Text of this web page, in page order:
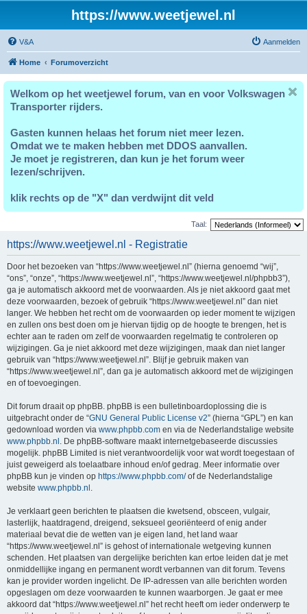
https://www.weetjewel.nl
V&A Aanmelden
Home Forumoverzicht
Welkom op het weetjewel forum, van en voor Volkswagen
Transporter rijders.
Gasten kunnen helaas het forum niet meer lezen.
Omdat we te maken hebben met DDOS aanvallen.
Je moet je registreren, dan kun je het forum weer
lezen/schrijven.
klik rechts op de "X" dan verdwijnt dit veld
Taal:
https://www.weetjewel.nl - Registratie
Door het bezoeken van “https://www.weetjewel.nl” (hierna genoemd “wij”,
“ons”, “onze”, “https://www.weetjewel.nl”, “https://www.weetjewel.nl/phpbb3”),
ga je automatisch akkoord met de voorwaarden. Als je niet akkoord gaat met
deze voorwaarden, bezoek of gebruik “https://www.weetjewel.nl” dan niet
langer. We hebben het recht om de voorwaarden op ieder moment te wijzigen
en zullen ons best doen om je hiervan tijdig op de hoogte te brengen, het is
echter aan te raden om zelf de voorwaarden regelmatig te controleren op
wijzigingen. Ga je niet akkoord met deze wijzigingen, maak dan niet langer
gebruik van “https://www.weetjewel.nl”. Blijf je gebruik maken van
“https://www.weetjewel.nl”, dan ga je automatisch akkoord met de wijzigingen
en of toevoegingen.
Dit forum draait op phpBB. phpBB is een bulletinboardoplossing die is
uitgebracht onder de “GNU General Public License v2” (hierna “GPL”) en kan
gedownload worden via www.phpbb.com en via de Nederlandstalige website
www.phpbb.nl . De phpBB-software maakt internetgebaseerde discussies
mogelijk. phpBB Limited is niet verantwoordelijk voor wat wordt toegestaan of
juist geweigerd als toelaatbare inhoud en/of gedrag. Meer informatie over
phpBB kun je vinden op https://www.phpbb.com/of de Nederlandstalige
website www.phpbb.nl .
Je verklaart geen berichten te plaatsen die kwetsend, obsceen, vulgair,
lasterlijk, haatdragend, dreigend, seksueel georiënteerd of enig ander
materiaal bevat die de wetten van je eigen land, het land waar
“https://www.weetjewel.nl” is gehost of internationale wetgeving kunnen
schenden. Het plaatsen van dergelijke berichten kan ertoe leiden dat je met
onmiddellijke ingang en permanent wordt verbannen van dit forum. Tevens
kan je provider worden ingelicht. De IP-adressen van alle berichten worden
opgeslagen om deze voorwaarden te kunnen waarborgen. Je gaat er mee
akkoord dat “https://www.weetjewel.nl” het recht heeft om ieder onderwerp te